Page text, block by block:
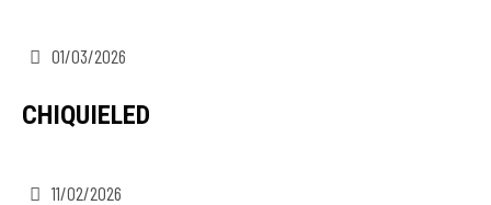
01/03/2026
CHIQUIELED
11/02/2026